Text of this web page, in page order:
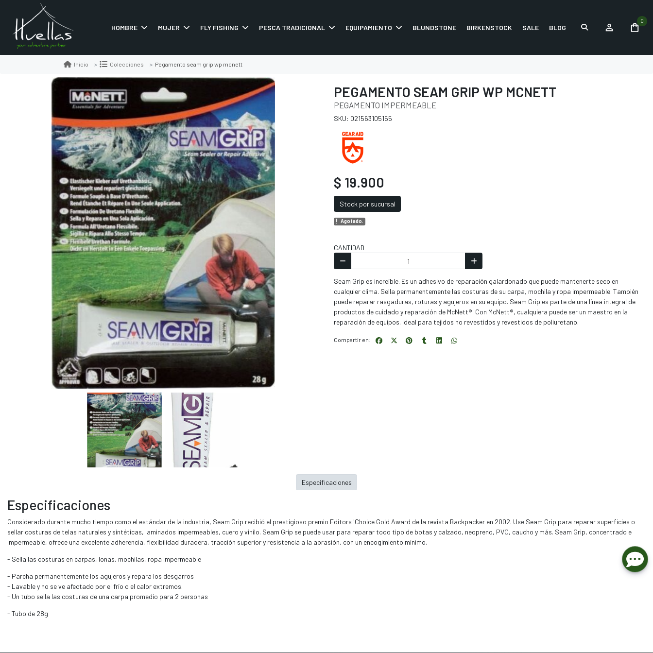
HOMBRE MUJER FLY FISHING PESCA TRADICIONAL EQUIPAMIENTO BLUNDSTONE BIRKENSTOCK SALE BLOG
0
Inicio Colecciones Pegamento seam grip wp mcnett
PEGAMENTO SEAM GRIP WP MCNETT
PEGAMENTO IMPERMEABLE
SKU: 021563105155
$ 19.900
Stock por sucursal
Agotado.
CANTIDAD
Seam Grip es increíble. Es un adhesivo de reparación galardonado que puede mantenerte seco en
cualquier clima. Sella permanentemente las costuras de su carpa, mochila y ropa impermeable. También
puede reparar rasgaduras, roturas y agujeros en su equipo. Seam Grip es parte de una línea integral de
productos de cuidado y reparación de McNett®. Con McNett®, cualquiera puede ser un maestro en la
reparación de equipos. Ideal para tejidos no revestidos y revestidos de poliuretano.
Compartir en:
Especificaciones
Considerado durante mucho tiempo como el estándar de la industria, Seam Grip recibió el prestigioso premio Editors 'Choice Gold Award de la revista Backpacker en 2002. Use Seam Grip para reparar superficies o
sellar costuras de telas naturales y sintéticas, laminados impermeables, cuero y vinilo. Seam Grip se puede usar para reparar todo tipo de botas y calzado, neopreno, PVC, caucho y más. Seam Grip, concentrado e
impermeable, ofrece una excelente adherencia, flexibilidad duradera, tracción superior y resistencia a la abrasión, con un encogimiento mínimo.
- Sella las costuras en carpas, lonas, mochilas, ropa impermeable
- Parcha permanentemente los agujeros y repara los desgarros
- Lavable y no se ve afectado por el frío o el calor extremos.
- Un tubo sella las costuras de una carpa promedio para 2 personas
- Tubo de 28g
Especificaciones